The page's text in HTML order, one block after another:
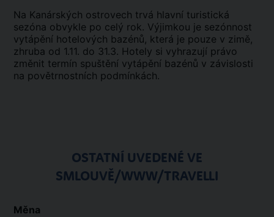
Na Kanárských ostrovech trvá hlavní turistická
sezóna obvykle po celý rok. Výjimkou je sezónnost
vytápění hotelových bazénů, která je pouze v zimě,
zhruba od 1.11. do 31.3. Hotely si vyhrazují právo
změnit termín spuštění vytápění bazénů v závislosti
na povětrnostních podmínkách.
OSTATNÍ UVEDENÉ VE
SMLOUVĚ/WWW/TRAVELLI
Měna